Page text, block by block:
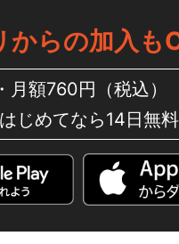
の騎士編
遊☆戯☆王
ス編
遊☆戯☆王
からの加入も
月額760円（税込）
はじめてなら14日無料